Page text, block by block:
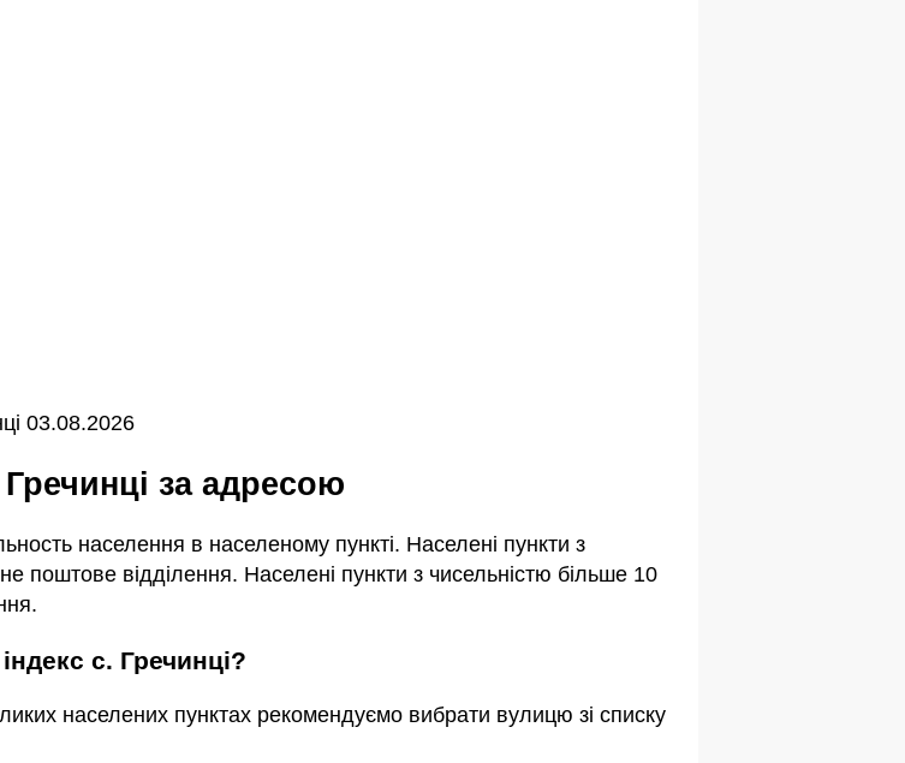
03.08.2026
Гречинці за адресою
населення в населеному пункті. Населені пункти з
поштове відділення. Населені пункти з чисельністю більше 10
с. Гречинці?
населених пунктах рекомендуємо вибрати вулицю зі списку